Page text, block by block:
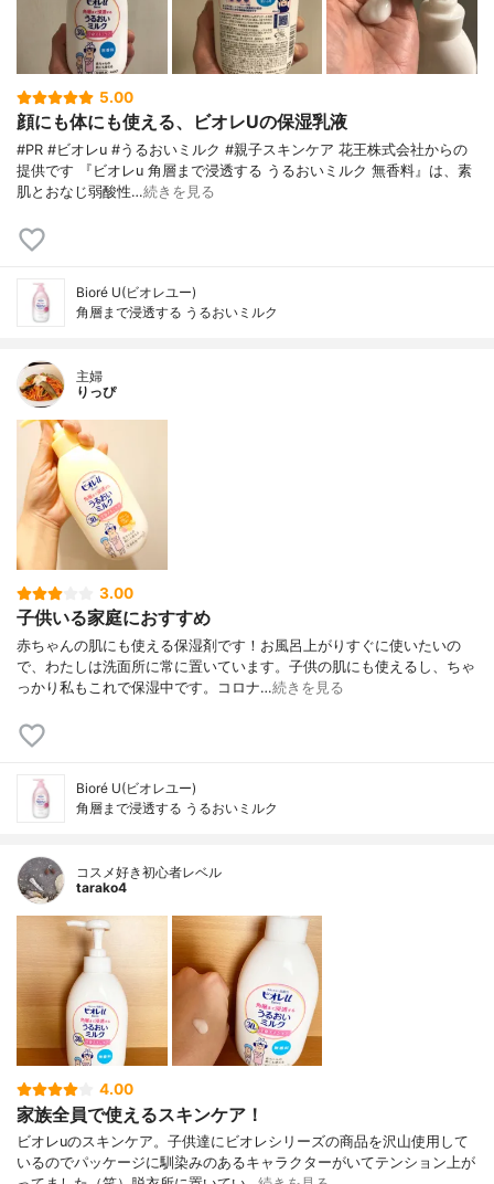
5.00
顔にも体にも使える、ビオレUの保湿乳液
#PR #ビオレu #うるおいミルク #親子スキンケア 花王株式会社からの
提供です 『ビオレu 角層まで浸透する うるおいミルク 無香料』は、素
肌とおなじ弱酸性…続きを見る
Bioré U(ビオレユー)
角層まで浸透する うるおいミルク
主婦
りっぴ
3.00
子供いる家庭におすすめ
赤ちゃんの肌にも使える保湿剤です！お風呂上がりすぐに使いたいの
で、わたしは洗面所に常に置いています。子供の肌にも使えるし、ちゃ
っかり私もこれで保湿中です。コロナ…続きを見る
Bioré U(ビオレユー)
角層まで浸透する うるおいミルク
コスメ好き初心者レベル
tarako4
4.00
家族全員で使えるスキンケア！
ビオレuのスキンケア。子供達にビオレシリーズの商品を沢山使用して
いるのでパッケージに馴染みのあるキャラクターがいてテンション上が